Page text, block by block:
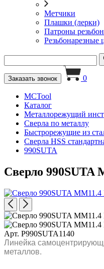
Метчики
Плашки (лерки)
Патроны
Резьбонарезные
Заказать звонок 0
MCTool
Каталог
Металлорежущий
Сверла по металлу
Быстрорежущие из
Сверла HSS
990SUTA
Сверло 990SUTA
Арт. P990SUTA1140
Линейка
металлов.